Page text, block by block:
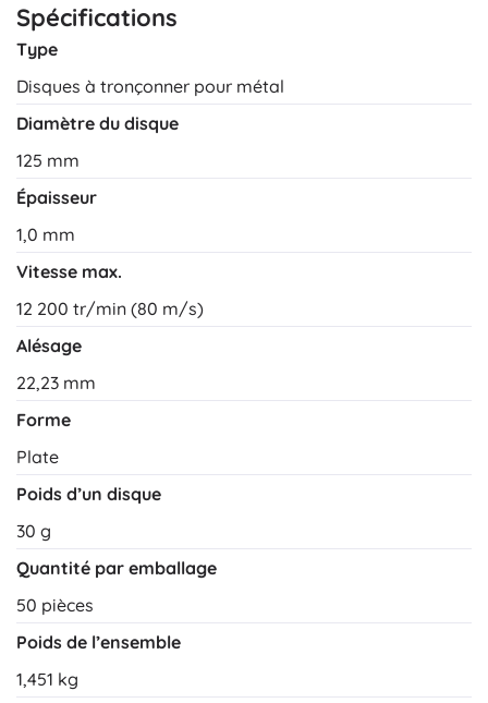
Spécifications
Type
Disques à tronçonner pour métal
Diamètre du disque
125 mm
Épaisseur
1,0 mm
Vitesse max.
12 200 tr/min (80 m/s)
Alésage
22,23 mm
Forme
Plate
Poids d’un disque
30 g
Quantité par emballage
50 pièces
Poids de l’ensemble
1,451 kg